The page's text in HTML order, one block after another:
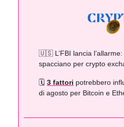
🇺🇸 L’FBI lancia l’allarme:
spacciano per crypto
🗓️ 3 fattori potrebbero
di agosto per Bitcoin e